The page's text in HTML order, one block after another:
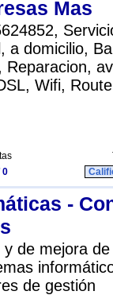
Mas
a domicilio,
Reparacion,
Wifi,
0
-
de mejora
de gestión